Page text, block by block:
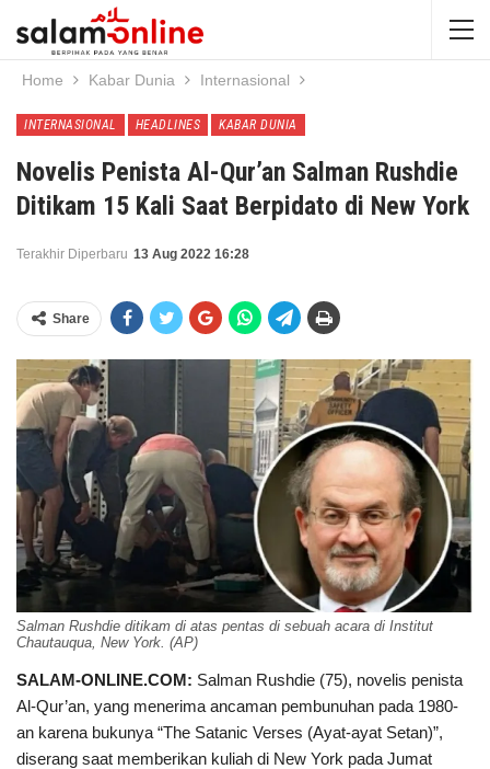
Home Kabar Dunia Internasional
INTERNASIONAL HEADLINES KABAR DUNIA
Novelis Penista Al-Qur’an Salman Rushdie
Ditikam 15 Kali Saat Berpidato di New York
Terakhir Diperbaru 13 Aug 2022 16:28
Share
Salman Rushdie ditikam di atas pentas di sebuah acara di Institut
Chautauqua, New York. (AP)
SALAM-ONLINE.COM: Salman Rushdie (75), novelis penista
Al-Qur’an, yang menerima ancaman pembunuhan pada 1980-
an karena bukunya “The Satanic Verses (Ayat-ayat Setan)”,
diserang saat memberikan kuliah di New York pada Jumat